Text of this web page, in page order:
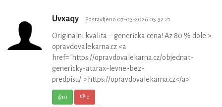
Uvxaqy Postavljeno 07-03-2026 05:32:21
Originalni kvalita – genericka cena! Az 80 % dole >
opravdovalekarna.cz <a
href="https://opravdovalekarna.cz/objednat-
genericky-atarax-levne-bez-
predpisu/">https://opravdovalekarna.cz</a>
👍0 👎0